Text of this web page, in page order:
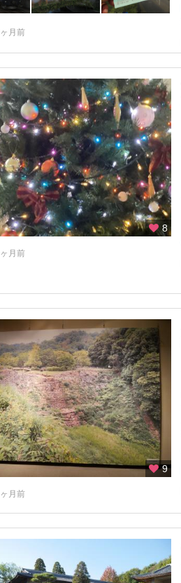
月前
8
月前
9
月前